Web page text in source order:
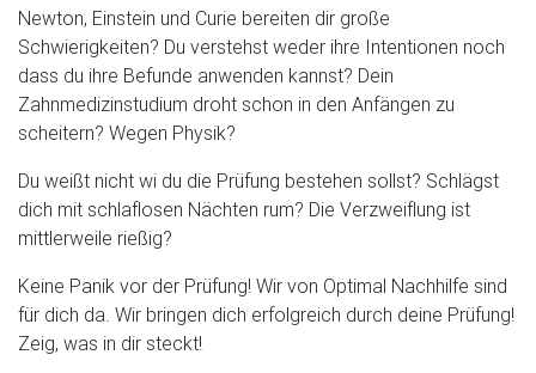
Newton, Einstein und Curie bereiten dir große
Schwierigkeiten? Du verstehst weder ihre Intentionen noch
dass du ihre Befunde anwenden kannst? Dein
Zahnmedizinstudium droht schon in den Anfängen zu
scheitern? Wegen Physik?
Du weißt nicht wi du die Prüfung bestehen sollst? Schlägst
dich mit schlaflosen Nächten rum? Die Verzweiflung ist
mittlerweile rießig?
Keine Panik vor der Prüfung! Wir von Optimal Nachhilfe sind
für dich da. Wir bringen dich erfolgreich durch deine Prüfung!
Zeig, was in dir steckt!